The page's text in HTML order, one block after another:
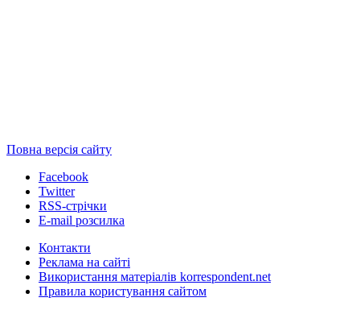
Повна версія сайту
Facebook
Twitter
RSS-стрічки
E-mail розсилка
Контакти
Реклама на сайті
Використання матеріалів korrespondent.net
Правила користування сайтом